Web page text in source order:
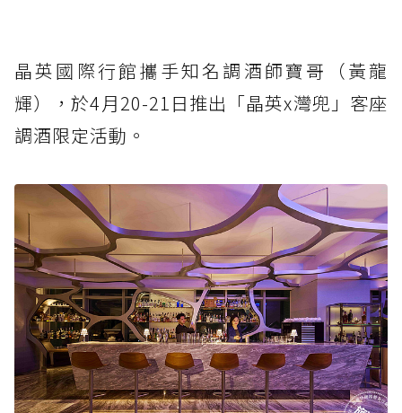
晶英國際行館攜手知名調酒師寶哥（黃龍
輝），於4月20-21日推出「晶英x灣兜」客座
調酒限定活動。